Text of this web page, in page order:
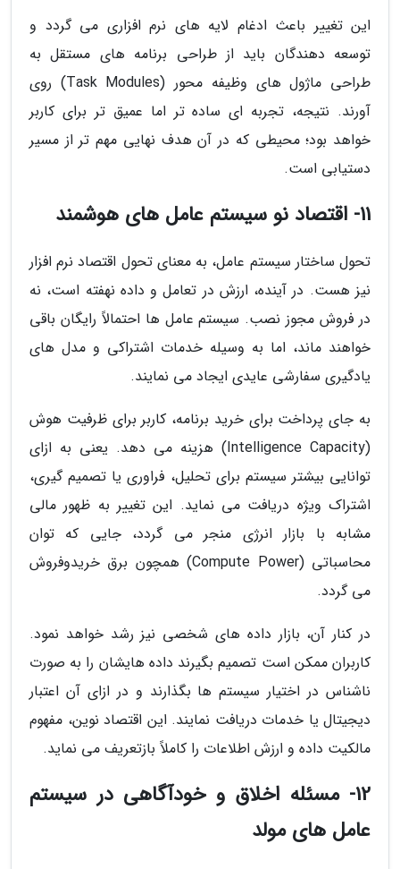
این تغییر باعث ادغام لایه های نرم افزاری می گردد و
توسعه دهندگان باید از طراحی برنامه های مستقل به
طراحی ماژول های وظیفه محور (Task Modules) روی
آورند. نتیجه، تجربه ای ساده تر اما عمیق تر برای کاربر
خواهد بود؛ محیطی که در آن هدف نهایی مهم تر از مسیر
دستیابی است.
11- اقتصاد نو سیستم عامل های هوشمند
تحول ساختار سیستم عامل، به معنای تحول اقتصاد نرم افزار
نیز هست. در آینده، ارزش در تعامل و داده نهفته است، نه
در فروش مجوز نصب. سیستم عامل ها احتمالاً رایگان باقی
خواهند ماند، اما به وسیله خدمات اشتراکی و مدل های
یادگیری سفارشی عایدی ایجاد می نمایند.
به جای پرداخت برای خرید برنامه، کاربر برای ظرفیت هوش
(Intelligence Capacity) هزینه می دهد. یعنی به ازای
توانایی بیشتر سیستم برای تحلیل، فراوری یا تصمیم گیری،
اشتراک ویژه دریافت می نماید. این تغییر به ظهور مالی
مشابه با بازار انرژی منجر می گردد، جایی که توان
محاسباتی (Compute Power) همچون برق خریدوفروش
می گردد.
در کنار آن، بازار داده های شخصی نیز رشد خواهد نمود.
کاربران ممکن است تصمیم بگیرند داده هایشان را به صورت
ناشناس در اختیار سیستم ها بگذارند و در ازای آن اعتبار
دیجیتال یا خدمات دریافت نمایند. این اقتصاد نوین، مفهوم
مالکیت داده و ارزش اطلاعات را کاملاً بازتعریف می نماید.
12- مسئله اخلاق و خودآگاهی در سیستم
عامل های مولد